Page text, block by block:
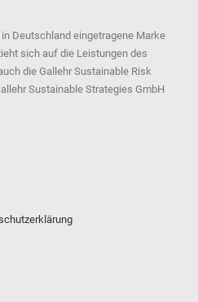
Deutschland eingetragene Marke
sich auf die Leistungen des
die Gallehr Sustainable Risk
Sustainable Strategies GmbH